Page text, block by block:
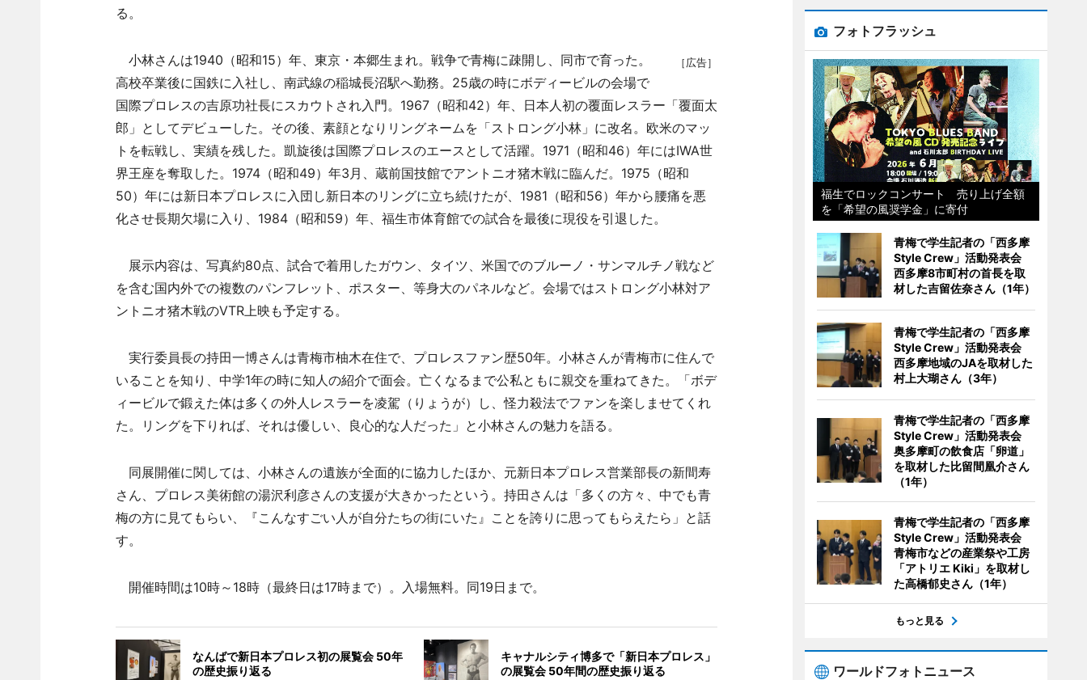
る。
［広告］
小林さんは1940（昭和15）年、東京・本郷生まれ。戦争で青梅に疎開し、同市で育った。
高校卒業後に国鉄に入社し、南武線の稲城長沼駅へ勤務。25歳の時にボディービルの会場で
国際プロレスの吉原功社長にスカウトされ入門。1967（昭和42）年、日本人初の覆面レスラー「覆面太
郎」としてデビューした。その後、素顔となりリングネームを「ストロング小林」に改名。欧米のマッ
トを転戦し、実績を残した。凱旋後は国際プロレスのエースとして活躍。1971（昭和46）年にはIWA世
界王座を奪取した。1974（昭和49）年3月、蔵前国技館でアントニオ猪木戦に臨んだ。1975（昭和
50）年には新日本プロレスに入団し新日本のリングに立ち続けたが、1981（昭和56）年から腰痛を悪
化させ長期欠場に入り、1984（昭和59）年、福生市体育館での試合を最後に現役を引退した。
展示内容は、写真約80点、試合で着用したガウン、タイツ、米国でのブルーノ・サンマルチノ戦など
を含む国内外での複数のパンフレット、ポスター、等身大のパネルなど。会場ではストロング小林対ア
ントニオ猪木戦のVTR上映も予定する。
実行委員長の持田一博さんは青梅市柚木在住で、プロレスファン歴50年。小林さんが青梅市に住んで
いることを知り、中学1年の時に知人の紹介で面会。亡くなるまで公私ともに親交を重ねてきた。「ボデ
ィービルで鍛えた体は多くの外人レスラーを凌駕（りょうが）し、怪力殺法でファンを楽しませてくれ
た。リングを下りれば、それは優しい、良心的な人だった」と小林さんの魅力を語る。
同展開催に関しては、小林さんの遺族が全面的に協力したほか、元新日本プロレス営業部長の新間寿
さん、プロレス美術館の湯沢利彦さんの支援が大きかったという。持田さんは「多くの方々、中でも青
梅の方に見てもらい、『こんなすごい人が自分たちの街にいた』ことを誇りに思ってもらえたら」と話
す。
開催時間は10時～18時（最終日は17時まで）。入場無料。同19日まで。
なんばで新日本プロレス初の展覧会 50年
の歴史振り返る
キャナルシティ博多で「新日本プロレス」
の展覧会 50年間の歴史振り返る
フォトフラッシュ
福生でロックコンサート 売り上げ全額
を「希望の風奨学金」に寄付
青梅で学生記者の「西多摩
Style Crew」活動発表会
西多摩8市町村の首長を取
材した吉留佐奈さん（1年）
青梅で学生記者の「西多摩
Style Crew」活動発表会
西多摩地域のJAを取材した
村上大瑚さん（3年）
青梅で学生記者の「西多摩
Style Crew」活動発表会
奥多摩町の飲食店「卵道」
を取材した比留間凰介さん
（1年）
青梅で学生記者の「西多摩
Style Crew」活動発表会
青梅市などの産業祭や工房
「アトリエ Kiki」を取材し
た高橋郁史さん（1年）
もっと見る
ワールドフォトニュース